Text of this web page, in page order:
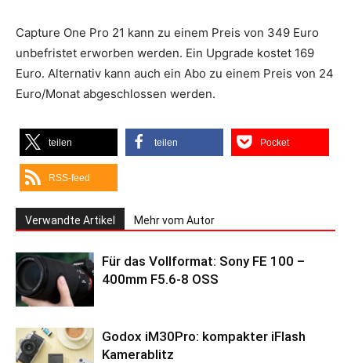
Capture One Pro 21 kann zu einem Preis von 349 Euro
unbefristet erworben werden. Ein Upgrade kostet 169
Euro. Alternativ kann auch ein Abo zu einem Preis von 24
Euro/Monat abgeschlossen werden.
teilen teilen Pocket
RSS-feed
Verwandte Artikel Mehr vom Autor
Für das Vollformat: Sony FE 100 –
400mm F5.6-8 OSS
Godox iM30Pro: kompakter iFlash
Kamerablitz